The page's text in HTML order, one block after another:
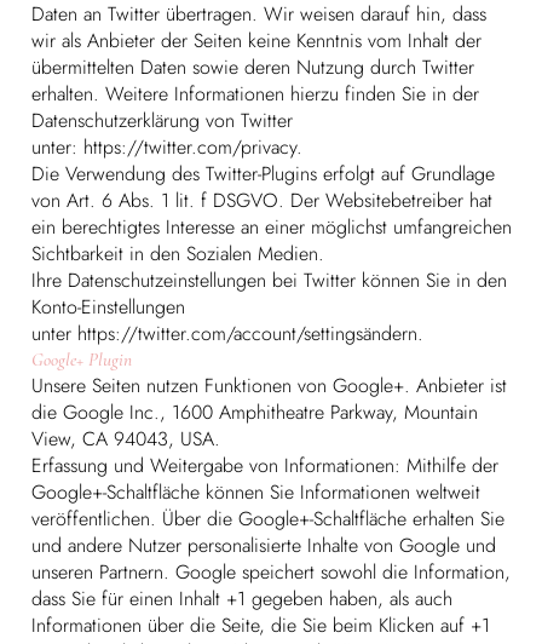
Daten an Twitter übertragen. Wir weisen darauf hin, dass
wir als Anbieter der Seiten keine Kenntnis vom Inhalt der
übermittelten Daten sowie deren Nutzung durch Twitter
erhalten. Weitere Informationen hierzu finden Sie in der
Datenschutzerklärung von Twitter
unter: https://twitter.com/privacy.
Die Verwendung des Twitter-Plugins erfolgt auf Grundlage
von Art. 6 Abs. 1 lit. f DSGVO. Der Websitebetreiber hat
ein berechtigtes Interesse an einer möglichst umfangreichen
Sichtbarkeit in den Sozialen Medien.
Ihre Datenschutzeinstellungen bei Twitter können Sie in den
Konto-Einstellungen
unter https://twitter.com/account/settingsändern.
Google+ Plugin
Unsere Seiten nutzen Funktionen von Google+. Anbieter ist
die Google Inc., 1600 Amphitheatre Parkway, Mountain
View, CA 94043, USA.
Erfassung und Weitergabe von Informationen: Mithilfe der
Google+-Schaltfläche können Sie Informationen weltweit
veröffentlichen. Über die Google+-Schaltfläche erhalten Sie
und andere Nutzer personalisierte Inhalte von Google und
unseren Partnern. Google speichert sowohl die Information,
dass Sie für einen Inhalt +1 gegeben haben, als auch
Informationen über die Seite, die Sie beim Klicken auf +1